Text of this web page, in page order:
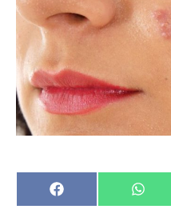
Share
on
Share
on